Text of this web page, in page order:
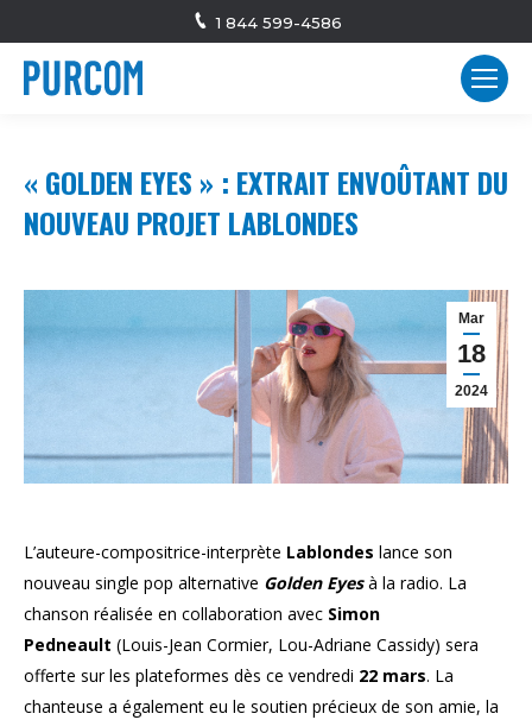
1 844 599-4586
« GOLDEN EYES » : EXTRAIT ENVOÛTANT DU
NOUVEAU PROJET LABLONDES
Mar
18
2024
L’auteure-compositrice-interprète Lablondes lance son
nouveau single pop alternative Golden Eyesà la radio. La
chanson réalisée en collaboration avec Simon
Pedneault (Louis-Jean Cormier, Lou-Adriane Cassidy) sera
offerte sur les plateformes dès ce vendredi 22 mars. La
chanteuse a également eu le soutien précieux de son amie, la